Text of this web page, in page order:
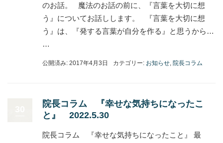
のお話。 魔法のお話の前に、『言葉を大切に想
う』についてお話しします。 『言葉を大切に想
う』は、『発する言葉が自分を作る』と思うから…
…
公開済み: 2017年4月3日 カテゴリー: お知らせ, 院長コラム
院長コラム 『幸せな気持ちになったこ
と』 2022.5.30
院長コラム 『幸せな気持ちになったこと』 最